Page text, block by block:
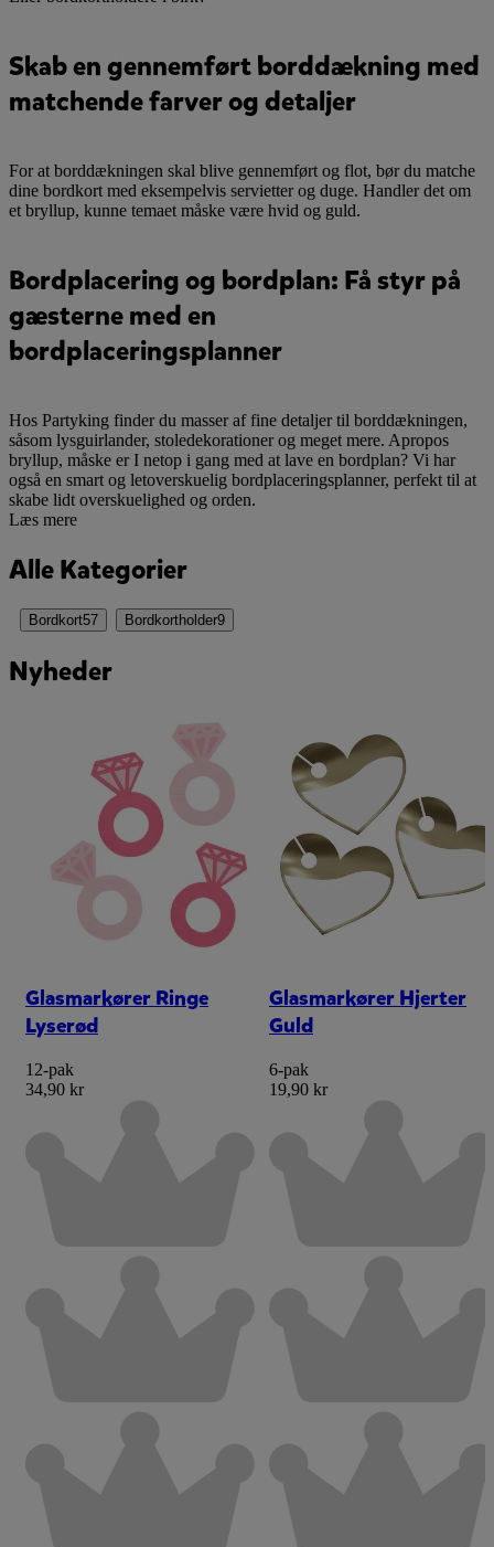
Skab en gennemført borddækning med
matchende farver og detaljer
For at borddækningen skal blive gennemført og flot, bør du matche
dine bordkort med eksempelvis servietter og duge. Handler det om
et bryllup, kunne temaet måske være hvid og guld.
Bordplacering og bordplan: Få styr på
gæsterne med en
bordplaceringsplanner
Hos Partyking finder du masser af fine detaljer til borddækningen,
såsom lysguirlander, stoledekorationer og meget mere. Apropos
bryllup, måske er I netop i gang med at lave en bordplan? Vi har
også en smart og letoverskuelig bordplaceringsplanner, perfekt til at
skabe lidt overskuelighed og orden.
Læs mere
Alle Kategorier
Bordkort57 Bordkortholder9
Nyheder
Glasmarkører Ringe
Lyserød
12-pak
34,90 kr
Glasmarkører Hjerter
Guld
6-pak
19,90 kr